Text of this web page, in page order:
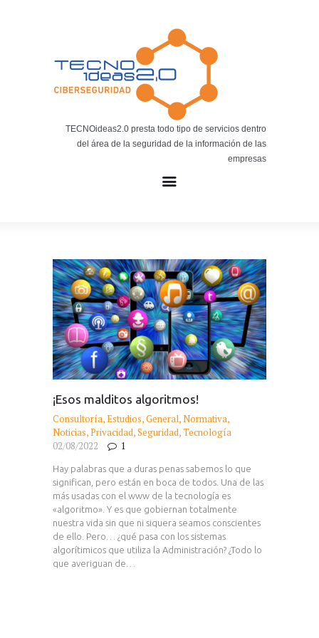
TECNOideas2.0 presta todo tipo de servicios dentro
del área de la seguridad de la información de las
empresas
BLOG TECNOIDEAS
Noticias tecnológicas.
¡Esos malditos algoritmos!
Consultoría,Estudios,General,Normativa,
Noticias,Privacidad,Seguridad,Tecnología
02/08/2022
1
Hay palabras que a duras penas sabemos lo que
significan, pero están en boca de todos. Una de las
más usadas con el www de la tecnología es
«algoritmo». Y es que gobiernan totalmente
nuestra vida sin que ni siquera seamos conscientes
de ello. Pero… ¿qué pasa con los sistemas
algorítimicos que utiliza la Administración? ¿Todo lo
que averiguan de…